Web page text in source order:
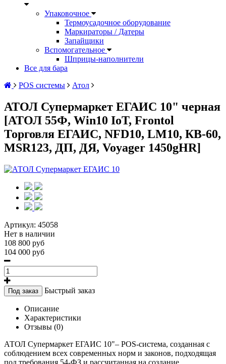
Упаковочное
Термоусадочное оборудование
Маркираторы / Датеры
Запайщики
Вспомогательное
Шприцы-наполнители
Все для бара
POS системы
Атол
АТОЛ Супермаркет ЕГАИС 10" черная
[АТОЛ 55Ф, Win10 IoT, Frontol
Торговля ЕГАИС, NFD10, LM10, КВ-60,
MSR123, ДП, ДЯ, Voyager 1450gHR]
Артикул: 45058
Нет в наличии
108 800 руб
104 000 руб
Под заказ Быстрый заказ
Описание
Характеристики
Отзывы (0)
АТОЛ Супермаркет ЕГАИС 10"– POS-система, созданная с
соблюдением всех современных норм и законов, подходящая
под требования 54-ФЗ и рассчитанная на создание